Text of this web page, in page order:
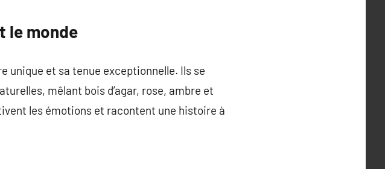
le monde
unique et sa tenue exceptionnelle. Ils se
mêlant bois d’agar, rose, ambre et
les émotions et racontent une histoire à